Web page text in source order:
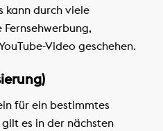
kann durch viele
Video geschehen.
für ein bestimmtes
es in der nächsten